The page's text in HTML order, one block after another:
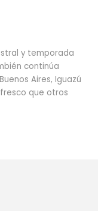
y temporada
continúa
Aires, Iguazú
que otros